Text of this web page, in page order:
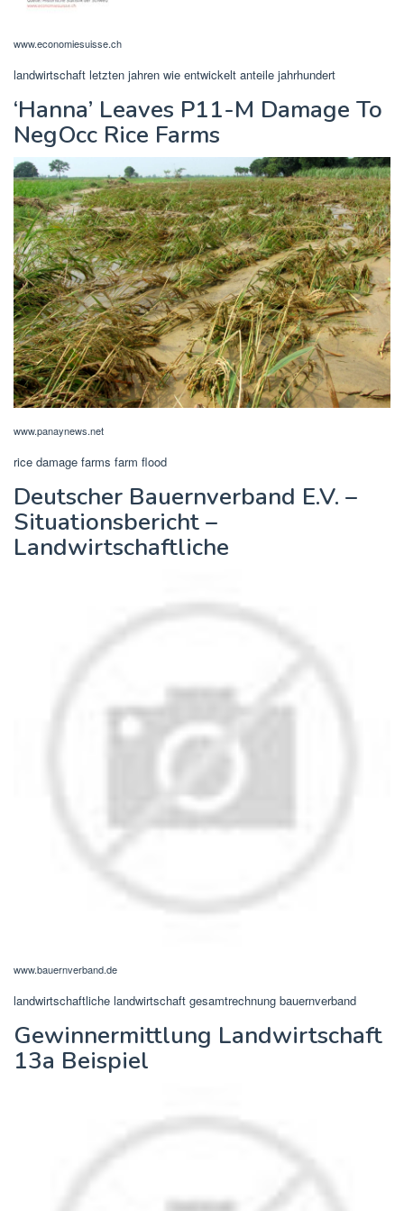
www.economiesuisse.ch
landwirtschaft letzten jahren wie entwickelt anteile jahrhundert
‘Hanna’ Leaves P11-M Damage To
NegOcc Rice Farms
www.panaynews.net
rice damage farms farm flood
Deutscher Bauernverband E.V. –
Situationsbericht –
Landwirtschaftliche
www.bauernverband.de
landwirtschaftliche landwirtschaft gesamtrechnung bauernverband
Gewinnermittlung Landwirtschaft
13a Beispiel